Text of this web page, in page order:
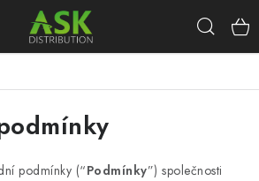
podmínky (“Podmínky”) společnosti